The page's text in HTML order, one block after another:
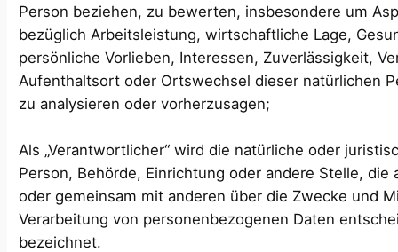
Person beziehen, zu bewerten, insbesondere um
bezüglich Arbeitsleistung, wirtschaftliche Lage,
persönliche Vorlieben, Interessen, Zuverlässigkeit,
Aufenthaltsort oder Ortswechsel dieser natürlichen
zu analysieren oder vorherzusagen;
Als „Verantwortlicher“ wird die natürliche oder
Person, Behörde, Einrichtung oder andere Stelle, die
oder gemeinsam mit anderen über die Zwecke und
Verarbeitung von personenbezogenen Daten
bezeichnet.